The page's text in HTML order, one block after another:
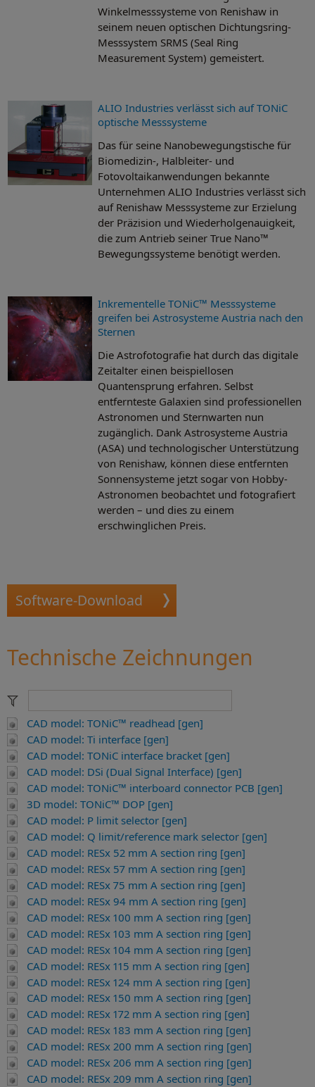
Winkelmesssysteme von Renishaw in
seinem neuen optischen Dichtungsring-
Messsystem SRMS (Seal Ring
Measurement System) gemeistert.
ALIO Industries verlässt sich auf TONiC
optische Messsysteme
Das für seine Nanobewegungstische für
Biomedizin-, Halbleiter- und
Fotovoltaikanwendungen bekannte
Unternehmen ALIO Industries verlässt sich
auf Renishaw Messsysteme zur Erzielung
der Präzision und Wiederholgenauigkeit,
die zum Antrieb seiner True Nano™
Bewegungssysteme benötigt werden.
Inkrementelle TONiC™ Messsysteme
greifen bei Astrosysteme Austria nach den
Sternen
Die Astrofotografie hat durch das digitale
Zeitalter einen beispiellosen
Quantensprung erfahren. Selbst
entfernteste Galaxien sind professionellen
Astronomen und Sternwarten nun
zugänglich. Dank Astrosysteme Austria
(ASA) und technologischer Unterstützung
von Renishaw, können diese entfernten
Sonnensysteme jetzt sogar von Hobby-
Astronomen beobachtet und fotografiert
werden – und dies zu einem
erschwinglichen Preis.
Software-Download
Technische Zeichnungen
CAD model: TONiC™ readhead [gen]
CAD model: Ti interface [gen]
CAD model: TONiC interface bracket [gen]
CAD model: DSi (Dual Signal Interface) [gen]
CAD model: TONiC™ interboard connector PCB [gen]
3D model: TONiC™ DOP [gen]
CAD model: P limit selector [gen]
CAD model: Q limit/reference mark selector [gen]
CAD model: RESx 52 mm A section ring [gen]
CAD model: RESx 57 mm A section ring [gen]
CAD model: RESx 75 mm A section ring [gen]
CAD model: RESx 94 mm A section ring [gen]
CAD model: RESx 100 mm A section ring [gen]
CAD model: RESx 103 mm A section ring [gen]
CAD model: RESx 104 mm A section ring [gen]
CAD model: RESx 115 mm A section ring [gen]
CAD model: RESx 124 mm A section ring [gen]
CAD model: RESx 150 mm A section ring [gen]
CAD model: RESx 172 mm A section ring [gen]
CAD model: RESx 183 mm A section ring [gen]
CAD model: RESx 200 mm A section ring [gen]
CAD model: RESx 206 mm A section ring [gen]
CAD model: RESx 209 mm A section ring [gen]